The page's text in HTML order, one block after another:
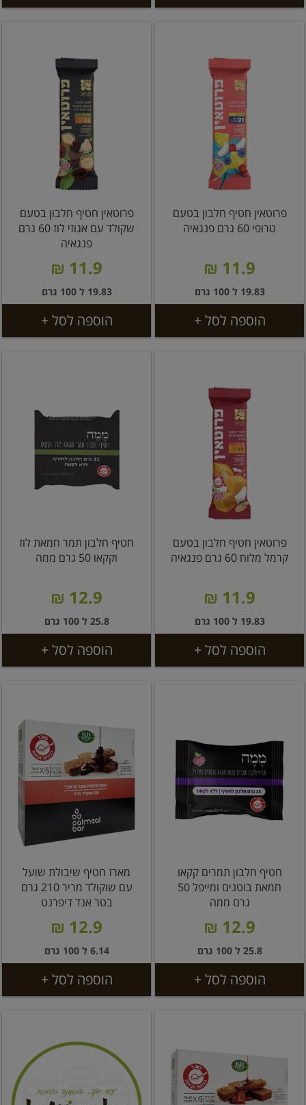
פרוטאין חטיף חלבון בטעם
טרופי 60 גרם פנגאיה
11.9 ₪
19.83 ל 100 גרם
הוספה לסל +
פרוטאין חטיף חלבון בטעם
שקולד עם אגוזי לוז 60 גרם
פנגאיה
11.9 ₪
19.83 ל 100 גרם
הוספה לסל +
פרוטאין חטיף חלבון בטעם
קרמל מלוח 60 גרם פנגאיה
11.9 ₪
19.83 ל 100 גרם
הוספה לסל +
חטיף חלבון תמר חמאת לוז
וקקאו 50 גרם ממה
12.9 ₪
25.8 ל 100 גרם
הוספה לסל +
חטיף חלבון תמרים קקאו
חמאת בוטנים ומייפל 50
גרם ממה
12.9 ₪
25.8 ל 100 גרם
הוספה לסל +
מארז חטיף שיבולת שועל
עם שוקולד מריר 210 גרם
בטר אנד דיפרנט
12.9 ₪
6.14 ל 100 גרם
הוספה לסל +